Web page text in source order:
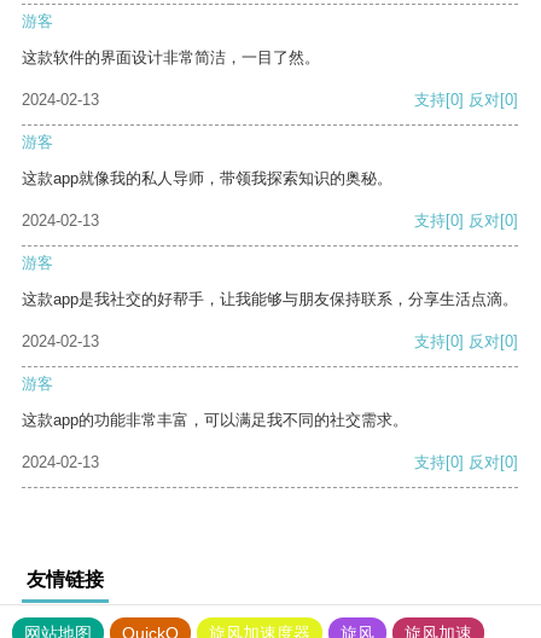
游客
这款软件的界面设计非常简洁，一目了然。
2024-02-13 支持[0] 反对[0]
游客
这款app就像我的私人导师，带领我探索知识的奥秘。
2024-02-13 支持[0] 反对[0]
游客
这款app是我社交的好帮手，让我能够与朋友保持联系，分享生活点滴。
2024-02-13 支持[0] 反对[0]
游客
这款app的功能非常丰富，可以满足我不同的社交需求。
2024-02-13 支持[0] 反对[0]
友情链接
网站地图 QuickQ 旋风加速度器 旋风
旋风加速